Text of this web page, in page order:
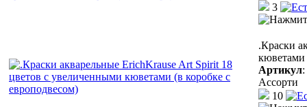
3
.Краски
кюветами
Артикул:
Ассорти
10